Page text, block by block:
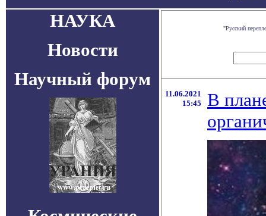
НАУКА
Новости
Научный форум
"Русский
11.06.2021
15:45
В